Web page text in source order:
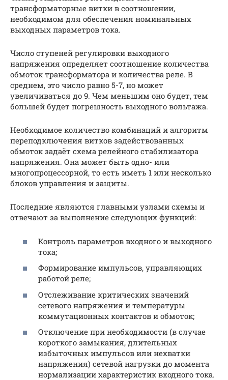
трансформаторные витки в соотношении,
необходимом для обеспечения номинальных
выходных параметров тока.
Число ступеней регулировки выходного
напряжения определяет соотношение количества
обмоток трансформатора и количества реле. В
среднем, это число равно 5-7, но может
увеличиваться до 9. Чем меньшим оно будет, тем
большей будет погрешность выходного вольтажа.
Необходимое количество комбинаций и алгоритм
переподключения витков задействованных
обмоток задаёт схема релейного стабилизатора
напряжения. Она может быть одно- или
многопроцессорной, то есть иметь 1 или несколько
блоков управления и защиты.
Последние являются главными узлами схемы и
отвечают за выполнение следующих функций:
Контроль параметров входного и выходного
тока;
Формирование импульсов, управляющих
работой реле;
Отслеживание критических значений
сетевого напряжения и температуры
коммутационных контактов и обмоток;
Отключение при необходимости (в случае
короткого замыкания, длительных
избыточных импульсов или нехватки
напряжения) сетевой нагрузки до момента
нормализации характеристик входного тока.